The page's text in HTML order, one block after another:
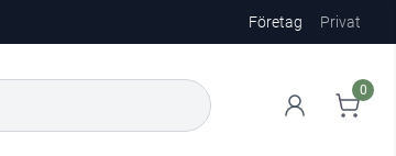
Företag Privat
0